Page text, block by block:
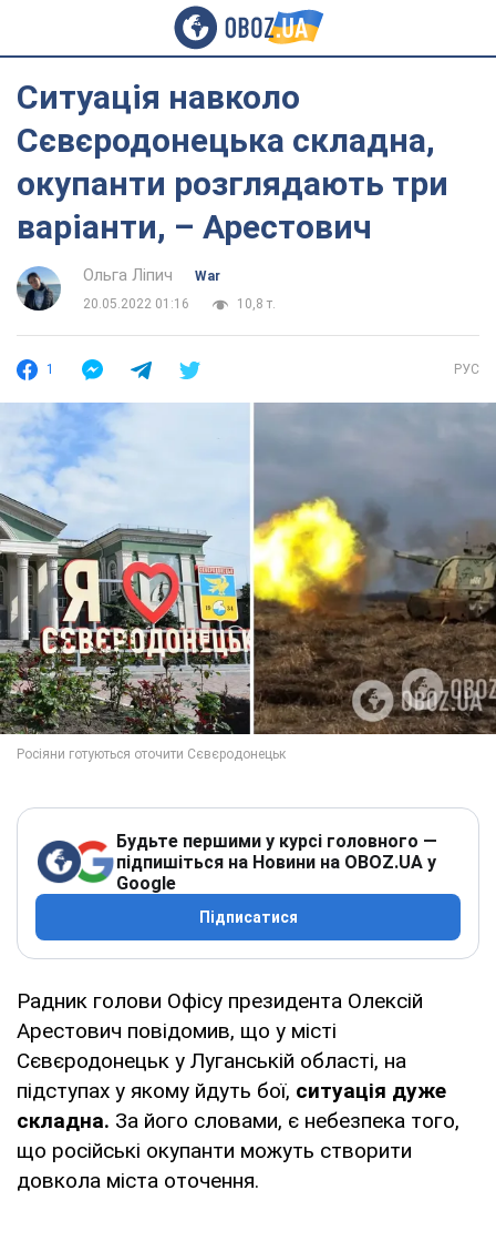
Ситуація навколо
Сєвєродонецька складна,
окупанти розглядають три
варіанти, – Арестович
Ольга Ліпич
War
20.05.2022 01:16
10,8 т.
1 РУС
Будьте першими у курсі головного —
підпишіться на Новини на OBOZ.UA у
Google
Підписатися
Радник голови Офісу президента Олексій
Арестович повідомив, що у місті
Сєвєродонецьк у Луганській області, на
підступах у якому йдуть бої, ситуація дуже
складна. За його словами, є небезпека того,
що російські окупанти можуть створити
довкола міста оточення.